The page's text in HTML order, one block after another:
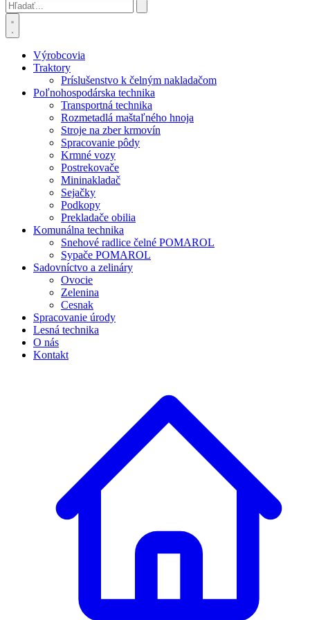
Výrobcovia
Traktory
Príslušenstvo k čelným nakladačom
Poľnohospodárska technika
Transportná technika
Rozmetadlá maštaľného hnoja
Stroje na zber krmovín
Spracovanie pôdy
Krmné vozy
Postrekovače
Mininakladač
Sejačky
Podkopy
Prekladače obilia
Komunálna technika
Snehové radlice čelné POMAROL
Sypače POMAROL
Sadovníctvo a zelináry
Ovocie
Zelenina
Cesnak
Spracovanie úrody
Lesná technika
O nás
Kontakt